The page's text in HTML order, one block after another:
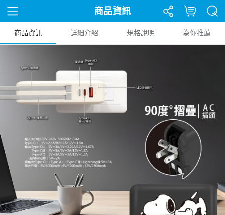
商品資訊
商品資訊 詳細介紹 規格說明 為你推薦